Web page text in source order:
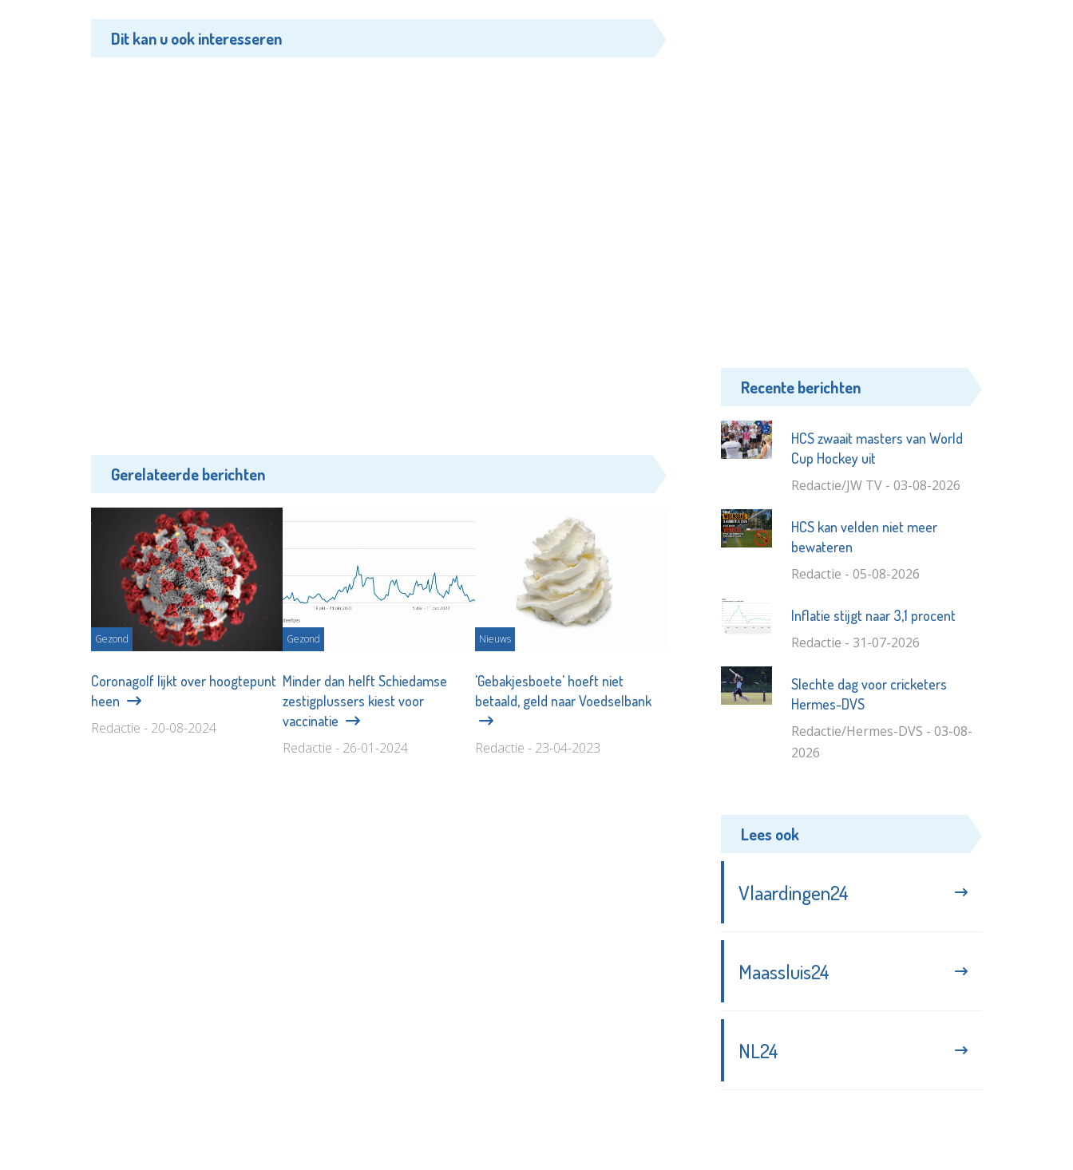
Dit kan u ook interesseren
Gerelateerde berichten
Gezond
Coronagolf lijkt over hoogtepunt
heen
Redactie - 20-08-2024
Gezond
Minder dan helft Schiedamse
zestigplussers kiest voor
vaccinatie
Redactie - 26-01-2024
Nieuws
'Gebakjesboete' hoeft niet
betaald, geld naar Voedselbank
Redactie - 23-04-2023
Recente berichten
HCS zwaait masters van World
Cup Hockey uit
Redactie/JW TV - 03-08-2026
HCS kan velden niet meer
bewateren
Redactie - 05-08-2026
Inflatie stijgt naar 3,1 procent
Redactie - 31-07-2026
Slechte dag voor cricketers
Hermes-DVS
Redactie/Hermes-DVS - 03-08-
2026
Lees ook
Vlaardingen24
Maassluis24
NL24